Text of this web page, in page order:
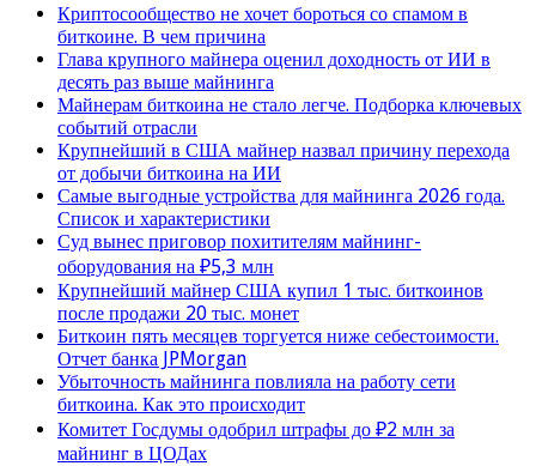
Криптосообщество не хочет бороться со спамом в
биткоине. В чем причина
Глава крупного майнера оценил доходность от ИИ в
десять раз выше майнинга
Майнерам биткоина не стало легче. Подборка ключевых
событий отрасли
Крупнейший в США майнер назвал причину перехода
от добычи биткоина на ИИ
Самые выгодные устройства для майнинга 2026 года.
Список и характеристики
Суд вынес приговор похитителям майнинг-
оборудования на ₽5,3 млн
Крупнейший майнер США купил 1 тыс. биткоинов
после продажи 20 тыс. монет
Биткоин пять месяцев торгуется ниже себестоимости.
Отчет банка JPMorgan
Убыточность майнинга повлияла на работу сети
биткоина. Как это происходит
Комитет Госдумы одобрил штрафы до ₽2 млн за
майнинг в ЦОДах